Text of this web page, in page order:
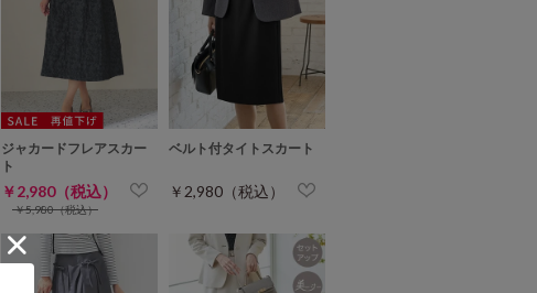
ジャカードフレアスカー
ト
￥2,980（税込）
￥5,980（税込）
ベルト付タイトスカート
￥2,980（税込）